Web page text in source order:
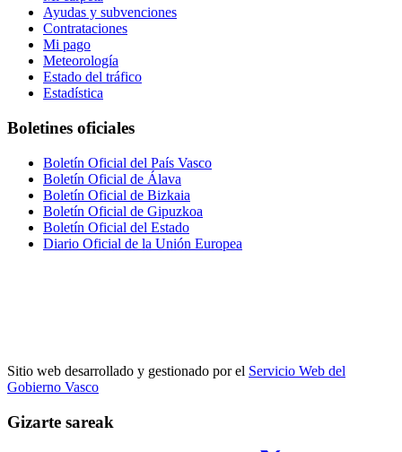
Ayudas y subvenciones
Contrataciones
Mi pago
Meteorología
Estado del tráfico
Estadística
Boletines oficiales
Boletín Oficial del País Vasco
Boletín Oficial de Álava
Boletín Oficial de Bizkaia
Boletín Oficial de Gipuzkoa
Boletín Oficial del Estado
Diario Oficial de la Unión Europea
Sitio web desarrollado y gestionado por el Servicio Web del
Gobierno Vasco
Gizarte sareak